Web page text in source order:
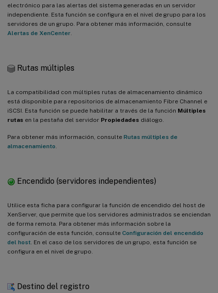
electrónico para las alertas del sistema generadas en un servidor
independiente. Esta función se configura en el nivel de grupo para los
servidores de un grupo. Para obtener más información, consulte
Alertas de XenCenter
Rutas múltiples
La compatibilidad con múltiples rutas de almacenamiento dinámico
está disponible para repositorios de almacenamiento Fibre Channel e
iSCSI. Esta función se puede habilitar a través de la función Múltiples
rutas en la pestaña del servidor Propiedades diálogo.
Para obtener más información, consulte Rutas múltiples de
almacenamiento
Encendido (servidores independientes)
Utilice esta ficha para configurar la función de encendido del host de
XenServer, que permite que los servidores administrados se enciendan
de forma remota. Para obtener más información sobre la
configuración de esta función, consulte Configuración del encendido
del host . En el caso de los servidores de un grupo, esta función se
configura en el nivel de grupo.
Destino del registro